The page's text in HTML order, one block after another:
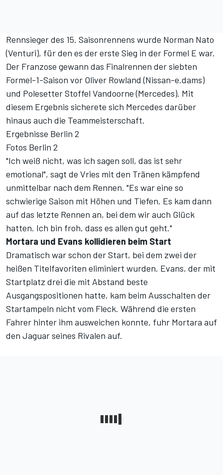
Rennsieger des 15. Saisonrennens wurde Norman Nato
(Venturi), für den es der erste Sieg in der Formel E war.
Der Franzose gewann das Finalrennen der siebten
Formel-1-Saison vor Oliver Rowland (Nissan-e.dams)
und Polesetter Stoffel Vandoorne (Mercedes). Mit
diesem Ergebnis sicherete sich Mercedes darüber
hinaus auch die Teammeisterschaft.
Ergebnisse Berlin 2
Fotos Berlin 2
"Ich weiß nicht, was ich sagen soll, das ist sehr
emotional", sagt de Vries mit den Tränen kämpfend
unmittelbar nach dem Rennen. "Es war eine so
schwierige Saison mit Höhen und Tiefen. Es kam dann
auf das letzte Rennen an, bei dem wir auch Glück
hatten. Ich bin froh, dass es allen gut geht."
Mortara und Evans kollidieren beim Start
Dramatisch war schon der Start, bei dem zwei der
heißen Titelfavoriten eliminiert wurden. Evans, der mit
Startplatz drei die mit Abstand beste
Ausgangspositionen hatte, kam beim Ausschalten der
Startampeln nicht vom Fleck. Während die ersten
Fahrer hinter ihm ausweichen konnte, fuhr Mortara auf
den Jaguar seines Rivalen auf.